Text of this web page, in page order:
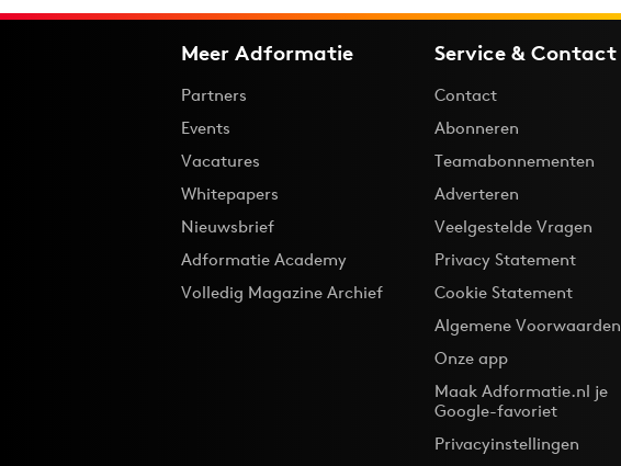
Meer Adformatie
Partners
Events
Vacatures
Whitepapers
Nieuwsbrief
Adformatie Academy
Volledig Magazine Archief
Service & Contact
Contact
Abonneren
Teamabonnementen
Adverteren
Veelgestelde Vragen
Privacy Statement
Cookie Statement
Algemene Voorwaarden
Onze app
Maak Adformatie.nl je
Google-favoriet
Privacyinstellingen